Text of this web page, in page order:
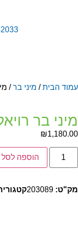
הבית/מיני בר/
בר
₪
הוספה לסל
203089